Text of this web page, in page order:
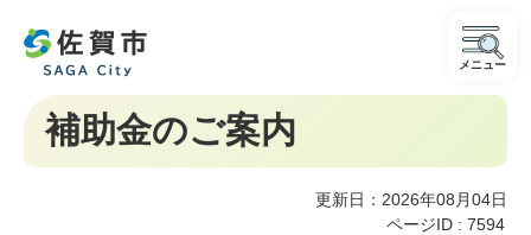
メニュー
補助金のご案内
更新日：2026年08月04日
ページID : 7594